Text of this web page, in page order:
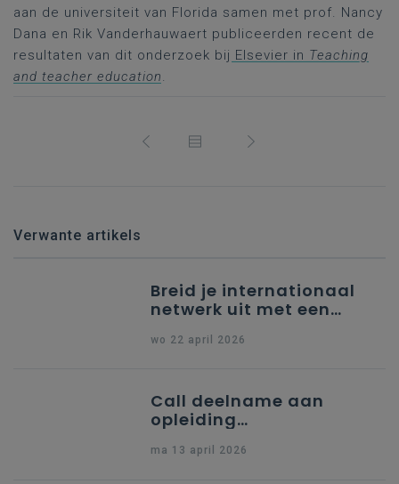
aan de universiteit van Florida samen met prof. Nancy
Dana en Rik Vanderhauwaert publiceerden recent de
resultaten van dit onderzoek bij Elsevier in Teaching
and teacher education.
Verwante artikels
Breid je internationaal
netwerk uit met een
wo 22 april 2026
Call deelname aan
opleiding
indiening Erasmus+ KA1
ma 13 april 2026